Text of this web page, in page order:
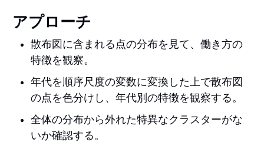
アプローチ
散布図に含まれる点の分布を見て、働き方の
特徴を観察。
年代を順序尺度の変数に変換した上で散布図
の点を色分けし、年代別の特徴を観察する。
全体の分布から外れた特異なクラスターがな
いか確認する。